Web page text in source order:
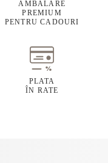
AMBALARE
PREMIUM
PENTRU CADOURI
PLATA
ÎN RATE